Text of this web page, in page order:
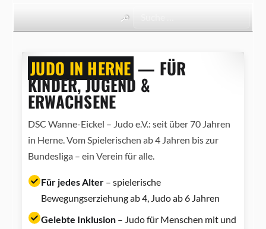
JUDO IN HERNE — FÜR
KINDER, JUGEND &
ERWACHSENE
DSC Wanne-Eickel – Judo e.V.: seit über 70 Jahren
in Herne. Vom Spielerischen ab 4 Jahren bis zur
Bundesliga – ein Verein für alle.
Für jedes Alter– spielerische
Bewegungserziehung ab 4, Judo ab 6 Jahren
Gelebte Inklusion– Judo für Menschen mit und